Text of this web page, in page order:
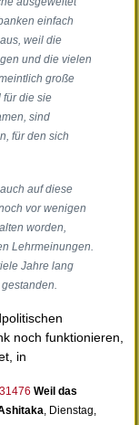
einfach
weil die
und die vielen
große
für die sie
sind
für den sich
auf diese
vor wenigen
worden,
Lehrmeinungen.
Jahre lang
noch funktionieren,
in
Weil das
, Dienstag,